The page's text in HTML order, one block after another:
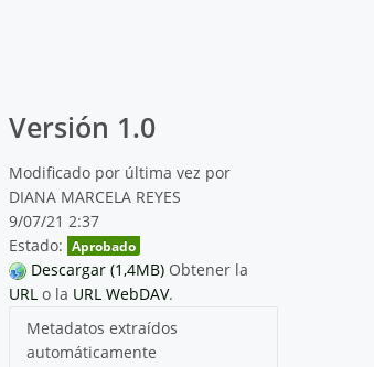
Versión 1.0
Modificado por última vez por
DIANA MARCELA REYES
9/07/21 2:37
Estado: Aprobado
Descargar (1,4MB) Obtener la
URL o la URL WebDAV.
Metadatos extraídos
automáticamente